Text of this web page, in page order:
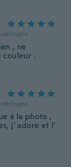
, ne
couleur .
à la photo ,
j' adore et l'